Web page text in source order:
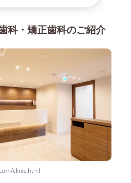
科・矯正歯科のご紹介
clinic.html